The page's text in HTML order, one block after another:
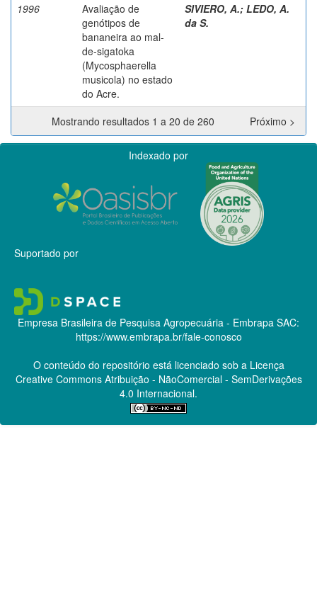
1996
Avaliação de
genótipos de
bananeira ao mal-
de-sigatoka
(Mycosphaerella
musicola) no estado
do Acre.
SIVIERO, A.; LEDO, A.
da S.
Mostrando resultados 1 a 20 de 260 Próximo >
Indexado por
Suportado por
Empresa Brasileira de Pesquisa Agropecuária - Embrapa SAC:
https://www.embrapa.br/fale-conosco
O conteúdo do repositório está licenciado sob a Licença
Creative CommonsAtribuição - NãoComercial - SemDerivações
4.0 Internacional.